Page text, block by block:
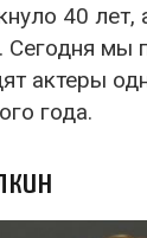
40 лет,
Сегодня мы
актеры
года.